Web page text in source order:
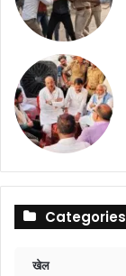
Categories
खेल